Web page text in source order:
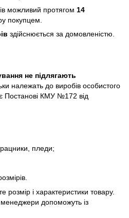
можливий протягом 14
покупцем.
здійснюється за домовленістю.
не підлягають
належать до виробів особистого
Постанові КМУ №172 від
пледи;
розмір і характеристики товару.
допоможуть із